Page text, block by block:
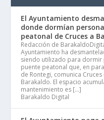
El Ayuntamiento
donde dormían
peatonal de Cruces a
Redacción de
Ayuntamiento ha
siendo utilizado para dormir
puente peatonal que, en
de Rontegi, comunica
Barakaldo. El espacio
mantenimiento es […]
Barakaldo Digital